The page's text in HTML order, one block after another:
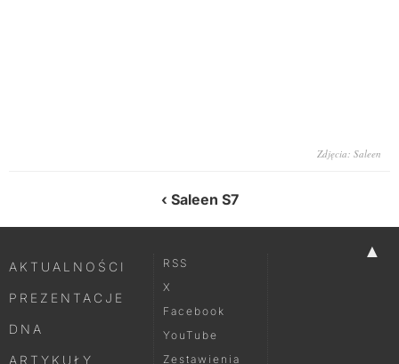
Zdjęcia: Saleen
Saleen S7
▲
AKTUALNOŚCI
PREZENTACJE
DNA
ARTYKUŁY
RSS
X
Facebook
YouTube
Zestawienia